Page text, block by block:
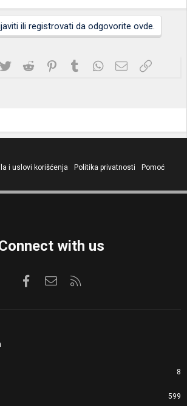
ili registrovati da odgovorite ovde.
Twitter Reddit PinterestTumblrWhatsApp
Imejl Link
i uslovi korišćenja Politika privatnosti
Pomoć
with us
FacebookKontaktirajte nas
8
599